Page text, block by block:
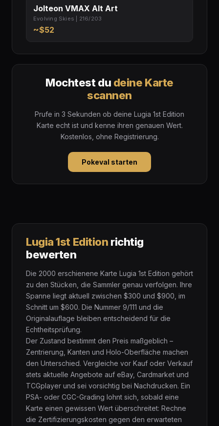
Jolteon VMAX Alt Art
Evolving Skies | 216/203
~$52
Mochtest du deine Karte
scannen
Prufe in 3 Sekunden ob deine Lugia 1st Edition
Karte echt ist und kenne ihren genauen Wert.
Kostenlos, ohne Registrierung.
Pokeval starten
Lugia 1st Edition richtig
bewerten
Die 2000 erschienene Karte Lugia 1st Edition gehört
zu den Stücken, die Sammler genau verfolgen. Ihre
Spanne liegt aktuell zwischen $300 und $900, im
Schnitt um $600. Die Nummer 9/111 und die
Originalauflage bleiben entscheidend für die
Echtheitsprüfung.
Der Zustand bestimmt den Preis maßgeblich –
Zentrierung, Kanten und Holo-Oberfläche machen
den Unterschied. Vergleiche vor Kauf oder Verkauf
stets aktuelle Angebote auf eBay, Cardmarket und
TCGplayer und sei vorsichtig bei Nachdrucken. Ein
PSA- oder CGC-Grading lohnt sich, sobald eine
Karte einen gewissen Wert überschreitet: Rechne
die Zertifizierungskosten gegen den erwarteten